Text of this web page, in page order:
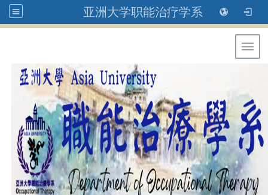
亚洲大学职能治疗学系